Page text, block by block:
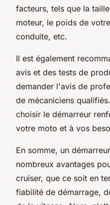
facteurs, tels que la
moteur, le poids de
conduite, etc.
Il est également
avis et des tests de
demander l'avis de
de mécaniciens
choisir le démarreur
votre moto et à vos
En somme, un
nombreux avantages
cruiser, que ce soit en
fiabilité de démarrage,